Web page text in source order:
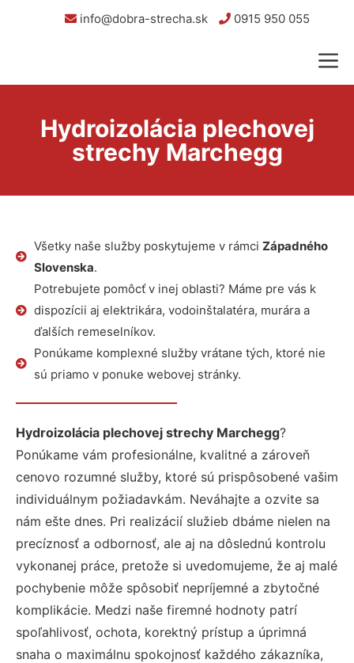
info@dobra-strecha.sk 0915 950 055
Hydroizolácia plechovej
strechy Marchegg
Všetky naše služby poskytujeme v rámci Západného
Slovenska.
Potrebujete pomôcť v inej oblasti? Máme pre vás k
dispozícii aj elektrikára, vodoinštalatéra, murára a
ďalších remeselníkov.
Ponúkame komplexné služby vrátane tých, ktoré nie
sú priamo v ponuke webovej stránky.
Hydroizolácia plechovej strechy Marchegg?
Ponúkame vám profesionálne, kvalitné a zároveň
cenovo rozumné služby, ktoré sú prispôsobené vašim
individuálnym požiadavkám. Neváhajte a ozvite sa
nám ešte dnes. Pri realizácií služieb dbáme nielen na
precíznosť a odbornosť, ale aj na dôslednú kontrolu
vykonanej práce, pretože si uvedomujeme, že aj malé
pochybenie môže spôsobiť nepríjemné a zbytočné
komplikácie. Medzi naše firemné hodnoty patrí
spoľahlivosť, ochota, korektný prístup a úprimná
snaha o maximálnu spokojnosť každého zákazníka,